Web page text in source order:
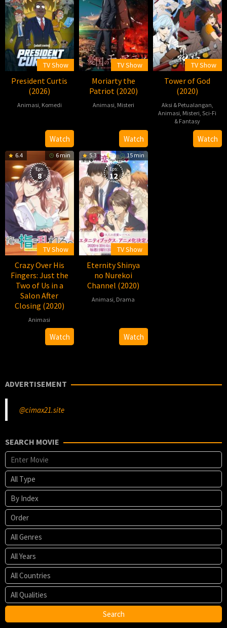
TV Show
President Curtis
(2026)
Animasi, Komedi
07-
26 Watch
TV Show
Moriarty the
Patriot (2020)
Animasi, Misteri
10-
11 Watch
TV Show
Tower of God
(2020)
Aksi & Petualangan,
Animasi, Misteri,Sci-Fi
& Fantasy
2020-
04-
Watch
6.4 6 min
Eps:
8
TV Show
Crazy Over His
Fingers: Just the
Two of Us in a
Salon After
Closing (2020)
Animasi
2020-
04-
斗
Watch
5.3 15 min
Eps:
12
TV Show
Eternity Shinya
no Nurekoi
Channel (2020)
Animasi, Drama
10-
Watch
ADVERTISEMENT
@cimax21.site
SEARCH MOVIE